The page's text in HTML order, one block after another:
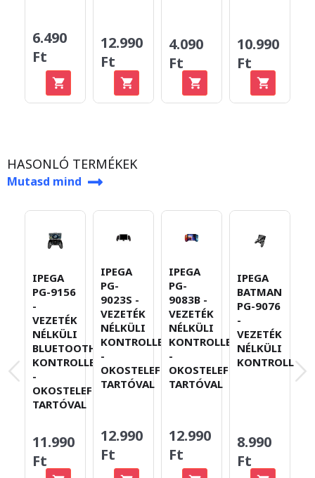
6.490
Ft
12.990
Ft
4.090
Ft
10.990
Ft
HASONLÓ TERMÉKEK
Mutasd mind
IPEGA
PG-9156
-
VEZETÉK
NÉLKÜLI
BLUETOOTH
KONTROLLER
-
OKOSTELEFON-
TARTÓVAL
11.990
Ft
IPEGA
PG-
9023S -
VEZETÉK
NÉLKÜLI
KONTROLLER
-
OKOSTELEFON-
TARTÓVAL
12.990
Ft
IPEGA
PG-
9083B -
VEZETÉK
NÉLKÜLI
KONTROLLER
-
OKOSTELEFON-
TARTÓVAL
12.990
Ft
IPEGA
BATMAN
PG-9076
-
VEZETÉK
NÉLKÜLI
KONTROLLER
8.990
Ft